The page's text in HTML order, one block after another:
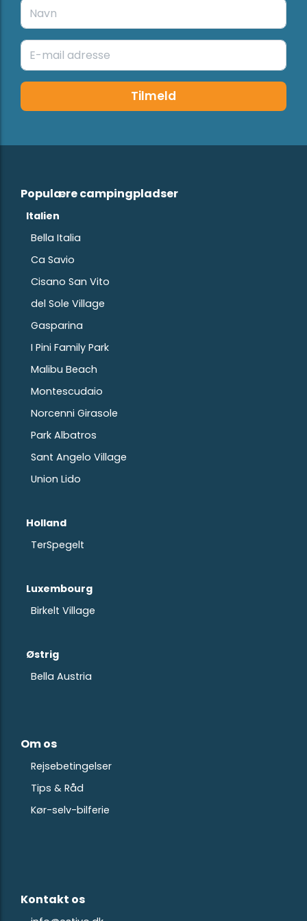
Tilmeld
Populære campingpladser
Italien
Bella Italia
Ca Savio
Cisano San Vito
del Sole Village
Gasparina
I Pini Family Park
Malibu Beach
Montescudaio
Norcenni Girasole
Park Albatros
Sant Angelo Village
Union Lido
Holland
TerSpegelt
Luxembourg
Birkelt Village
Østrig
Bella Austria
Om os
Rejsebetingelser
Tips & Råd
Kør-selv-bilferie
Kontakt os